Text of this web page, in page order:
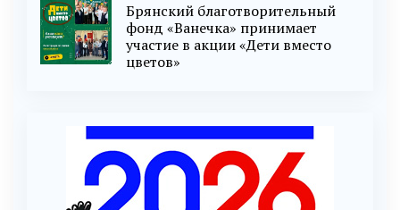
Брянский благотворительный
фонд «Ванечка» принимает
участие в акции «Дети вместо
цветов»